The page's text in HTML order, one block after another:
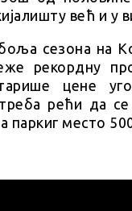
већ и у
сезона на
рекордну
цене
рећи да се
паркиг место